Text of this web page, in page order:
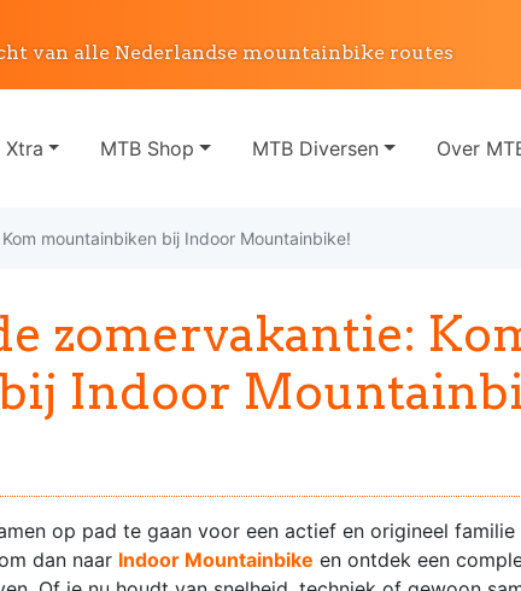
van alle Nederlandse mountainbike routes
Xtra MTB Shop MTB Diversen Over
mountainbiken bij Indoor Mountainbike!
zomervakantie:
Indoor
op pad te gaan voor een actief en origineel
dan naar Indoor Mountainbike en ontdek een